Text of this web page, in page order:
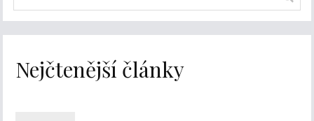
Nejčtenější články